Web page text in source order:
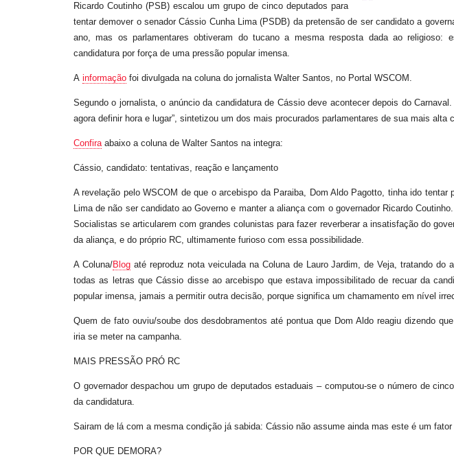
Ricardo Coutinho (PSB) escalou um grupo de cinco deputados para
tentar demover o senador Cássio Cunha Lima (PSDB) da pretensão de ser candidato a
ano, mas os parlamentares obtiveram do tucano a mesma resposta dada ao religioso:
candidatura por força de uma pressão popular imensa.
A informação foi divulgada na coluna do jornalista Walter Santos, no Portal WSCOM.
Segundo o jornalista, o anúncio da candidatura de Cássio deve acontecer depois do
agora definir hora e lugar”, sintetizou um dos mais procurados parlamentares de sua mais alta
Confiraabaixo a coluna de Walter Santos na integra:
Cássio, candidato: tentativas, reação e lançamento
A revelação pelo WSCOM de que o arcebispo da Paraiba, Dom Aldo Pagotto, tinha ido tentar
Lima de não ser candidato ao Governo e manter a aliança com o governador Ricardo
Socialistas se articularem com grandes colunistas para fazer reverberar a insatisfação do
da aliança, e do próprio RC, ultimamente furioso com essa possibilidade.
A Coluna/Blogaté reproduz nota veiculada na Coluna de Lauro Jardim, de Veja, tratando do
todas as letras que Cássio disse ao arcebispo que estava impossibilitado de recuar da
popular imensa, jamais a permitir outra decisão, porque significa um chamamento em nível
Quem de fato ouviu/soube dos desdobramentos até pontua que Dom Aldo reagiu dizendo
iria se meter na campanha.
MAIS PRESSÃO PRÓ RC
O governador despachou um grupo de deputados estaduais – computou-se o número de
da candidatura.
Sairam de lá com a mesma condição já sabida: Cássio não assume ainda mas este é um fator
POR QUE DEMORA?